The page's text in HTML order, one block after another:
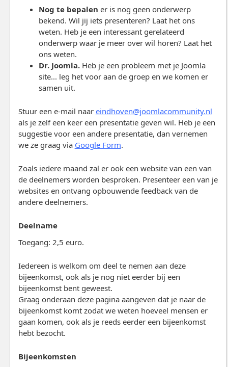
Nog te bepalen er is nog geen onderwerp
bekend. Wil jij iets presenteren? Laat het ons
weten. Heb je een interessant gerelateerd
onderwerp waar je meer over wil horen? Laat het
ons weten.
Dr. Joomla.Heb je een probleem met je Joomla
site... leg het voor aan de groep en we komen er
samen uit.
Stuur een e-mail naar eindhoven@joomlacommunity.nl
als je zelf een keer een presentatie geven wil. Heb je een
suggestie voor een andere presentatie, dan vernemen
we ze graag via Google Form.
Zoals iedere maand zal er ook een website van een van
de deelnemers worden besproken. Presenteer een van je
websites en ontvang opbouwende feedback van de
andere deelnemers.
Deelname
Toegang: 2,5 euro.
Iedereen is welkom om deel te nemen aan deze
bijeenkomst, ook als je nog niet eerder bij een
bijeenkomst bent geweest.
Graag onderaan deze pagina aangeven dat je naar de
bijeenkomst komt zodat we weten hoeveel mensen er
gaan komen, ook als je reeds eerder een bijeenkomst
hebt bezocht.
Bijeenkomsten